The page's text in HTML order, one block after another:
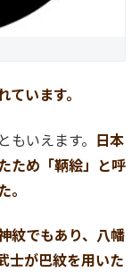
います。
いえます。 日本
ため「鞆絵」と呼
紋でもあり、八幡
士が巴紋を用いた